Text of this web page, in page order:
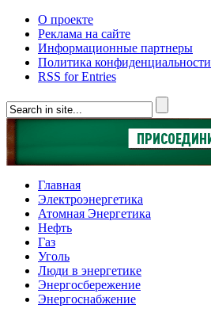
О проекте
Реклама на сайте
Информационные партнеры
Политика конфиденциальности
RSS for Entries
Главная
Электроэнергетика
Атомная Энергетика
Нефть
Газ
Уголь
Люди в энергетике
Энергосбережение
Энергоснабжение